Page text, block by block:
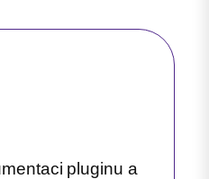
pluginu a